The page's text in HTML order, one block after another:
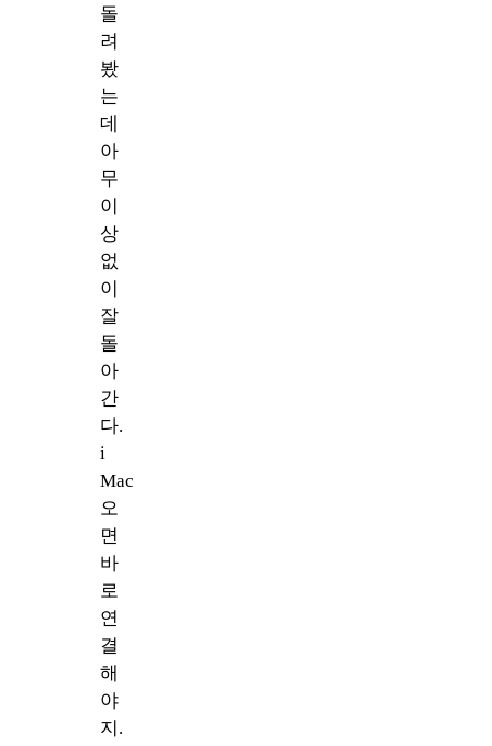
돌
려
봤
는
데
아
무
이
상
없
이
잘
돌
아
간
다.
i
Mac
오
면
바
로
연
결
해
야
지.